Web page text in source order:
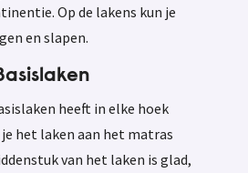
Op de lakens kun je
en slapen.
heeft in elke hoek
het laken aan het matras
van het laken is glad,